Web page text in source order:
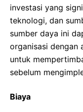
investasi yang
teknologi, dan
sumber daya ini
organisasi dengan
untuk
sebelum
Biaya